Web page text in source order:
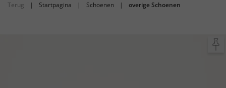
Terug | Startpagina | Schoenen | overige Schoenen